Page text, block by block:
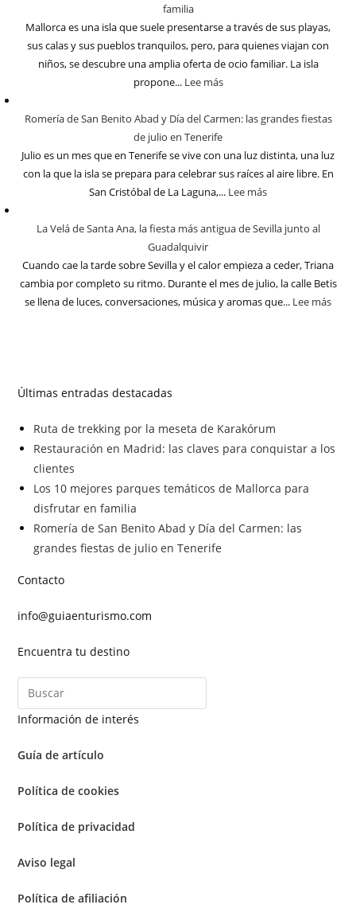
familia
Mallorca es una isla que suele presentarse a través de sus playas,
sus calas y sus pueblos tranquilos, pero, para quienes viajan con
niños, se descubre una amplia oferta de ocio familiar. La isla
propone... Lee más
Romería de San Benito Abad y Día del Carmen: las grandes fiestas
de julio en Tenerife
Julio es un mes que en Tenerife se vive con una luz distinta, una luz
con la que la isla se prepara para celebrar sus raíces al aire libre. En
San Cristóbal de La Laguna,... Lee más
La Velá de Santa Ana, la fiesta más antigua de Sevilla junto al
Guadalquivir
Cuando cae la tarde sobre Sevilla y el calor empieza a ceder, Triana
cambia por completo su ritmo. Durante el mes de julio, la calle Betis
se llena de luces, conversaciones, música y aromas que... Lee más
Últimas entradas destacadas
Ruta de trekking por la meseta de Karakórum
Restauración en Madrid: las claves para conquistar a los
clientes
Los 10 mejores parques temáticos de Mallorca para
disfrutar en familia
Romería de San Benito Abad y Día del Carmen: las
grandes fiestas de julio en Tenerife
Contacto
info@guiaenturismo.com
Encuentra tu destino
Información de interés
Guía de artículo
Política de cookies
Política de privacidad
Aviso legal
Política de afiliación